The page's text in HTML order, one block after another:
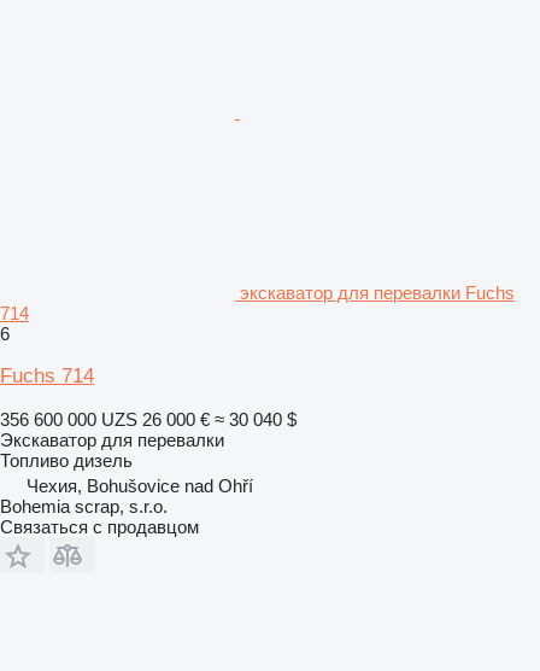
экскаватор для перевалки Fuchs
714
6
Fuchs 714
356 600 000 UZS 26 000 € ≈ 30 040 $
Экскаватор для перевалки
Топливо дизель
Чехия, Bohušovice nad Ohří
Bohemia scrap, s.r.o.
Связаться с продавцом